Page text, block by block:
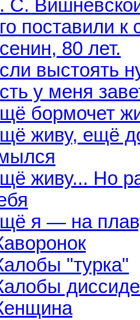
С.
поставили к
80 лет.
выстоять
у меня
бормочет
живу, ещё
живу... Но
я — на
"турка"